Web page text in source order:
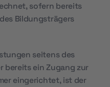
sofern bereits
Bildungsträgers
seitens des
bereits ein Zugang zur
eingerichtet, ist der